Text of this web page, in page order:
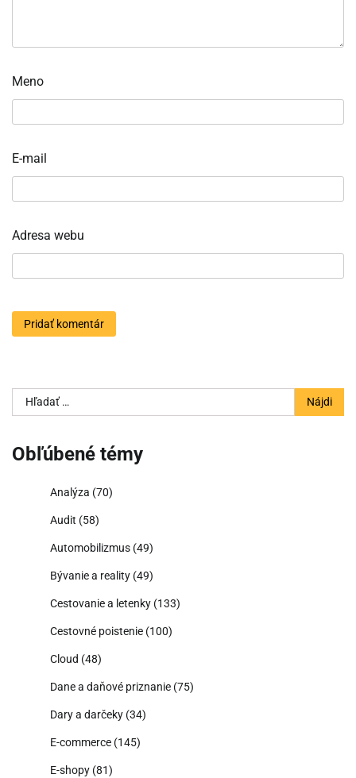
Meno
E-mail
Adresa webu
Hľadať:
Obľúbené témy
Analýza (70)
Audit (58)
Automobilizmus (49)
Bývanie a reality (49)
Cestovanie a letenky (133)
Cestovné poistenie (100)
Cloud (48)
Dane a daňové priznanie (75)
Dary a darčeky (34)
E-commerce (145)
E-shopy (81)